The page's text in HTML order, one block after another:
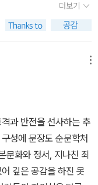
다. 한 남자를 만나 결
에 딸이 한 명 있고, 시
데로인 여동생이 한 명
준 제자와 결혼해 딸
사토코에게 맡기고 돌
딸 나오코가 죽은 시
. 도대체 누가 왜 아직
나??그 사건을 풀어가
어나게 되고 불쌍한 나
까? 또 각각의 등장인
사건이 일어난 시점에
더보기
과 반전을 선사하는 추
문화와 정서, 지나친 죄
깊은 공감을 하진 못